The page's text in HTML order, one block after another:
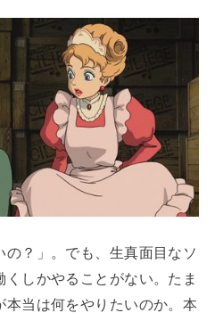
の？」。でも、生真面目なソ
しかやることがない。たま
当は何をやりたいのか。本